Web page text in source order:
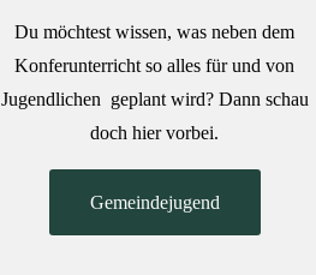
Du möchtest wissen, was neben dem
Konferunterricht so alles für und von
Jugendlichen geplant wird? Dann schau
doch hier vorbei.
Gemeindejugend